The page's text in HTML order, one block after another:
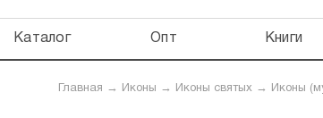
Каталог Опт Книги
Главная → Иконы → Иконы святых → Иконы